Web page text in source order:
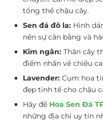
tổng thể chậu cây.
Sen đá đô la: Hình
nên sự cân bằng và
Kim ngân: Thân cây
điểm nhấn về chiều
Lavender: Cụm hoa
đẹp tinh tế cho chậu
Hãy để Hoa Sen Đá
những địa chỉ uy tín